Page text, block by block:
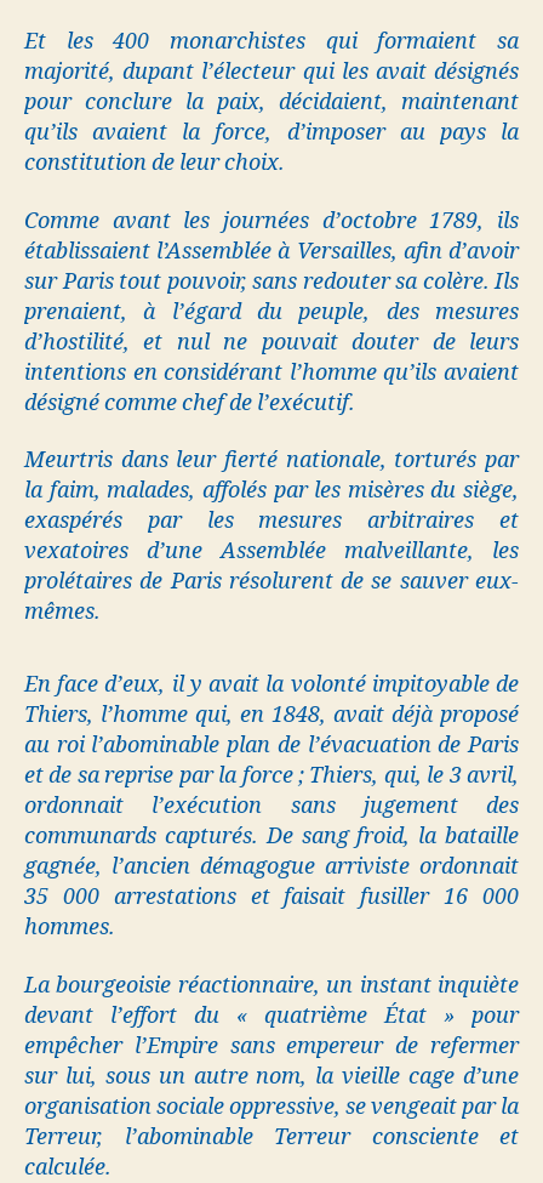
Et les 400 monarchistes qui formaient sa
majorité, dupant l’électeur qui les avait désignés
pour conclure la paix, décidaient, maintenant
qu’ils avaient la force, d’imposer au pays la
constitution de leur choix.
Comme avant les journées d’octobre 1789, ils
établissaient l’Assemblée à Versailles, afin d’avoir
sur Paris tout pouvoir, sans redouter sa colère. Ils
prenaient, à l’égard du peuple, des mesures
d’hostilité, et nul ne pouvait douter de leurs
intentions en considérant l’homme qu’ils avaient
désigné comme chef de l’exécutif.
Meurtris dans leur fierté nationale, torturés par
la faim, malades, affolés par les misères du siège,
exaspérés par les mesures arbitraires et
vexatoires d’une Assemblée malveillante, les
prolétaires de Paris résolurent de se sauver eux-
mêmes.
En face d’eux, il y avait la volonté impitoyable de
Thiers, l’homme qui, en 1848, avait déjà proposé
au roi l’abominable plan de l’évacuation de Paris
et de sa reprise par la force ; Thiers, qui, le 3 avril,
ordonnait l’exécution sans jugement des
communards capturés. De sang froid, la bataille
gagnée, l’ancien démagogue arriviste ordonnait
35 000 arrestations et faisait fusiller 16 000
hommes.
La bourgeoisie réactionnaire, un instant inquiète
devant l’effort du « quatrième État » pour
empêcher l’Empire sans empereur de refermer
sur lui, sous un autre nom, la vieille cage d’une
organisation sociale oppressive, se vengeait par la
Terreur, l’abominable Terreur consciente et
calculée.